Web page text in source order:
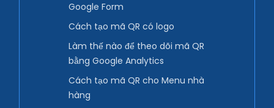
Google Form
Cách tạo mã QR có logo
Làm thế nào để theo dõi mã QR
bằng Google Analytics
Cách tạo mã QR cho Menu nhà
hàng